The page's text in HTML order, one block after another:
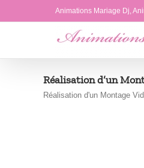
Animations Mariage Dj,
Réalisation d’un
Réalisation d'un Montage